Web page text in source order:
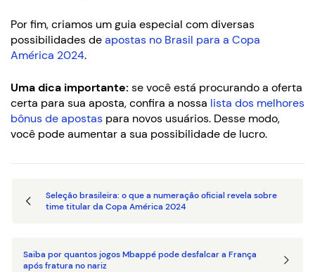
Por fim, criamos um guia especial com diversas
possibilidades deapostas no Brasil para a Copa
América 2024.
Uma dica importante: se você está procurando a oferta
certa para sua aposta, confira a nossa lista dos melhores
bônus de apostas para novos usuários. Desse modo,
você pode aumentar a sua possibilidade de lucro.
Seleção brasileira: o que a numeração oficial revela sobre
time titular da Copa América 2024
Saiba por quantos jogos Mbappé pode desfalcar a França
após fratura no nariz